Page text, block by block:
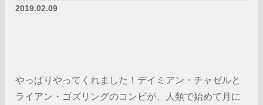
2019.02.09
やっぱりやってくれました！デイミアン・チャゼルと
ライアン・ゴズリングのコンビが、人類で始めて月に